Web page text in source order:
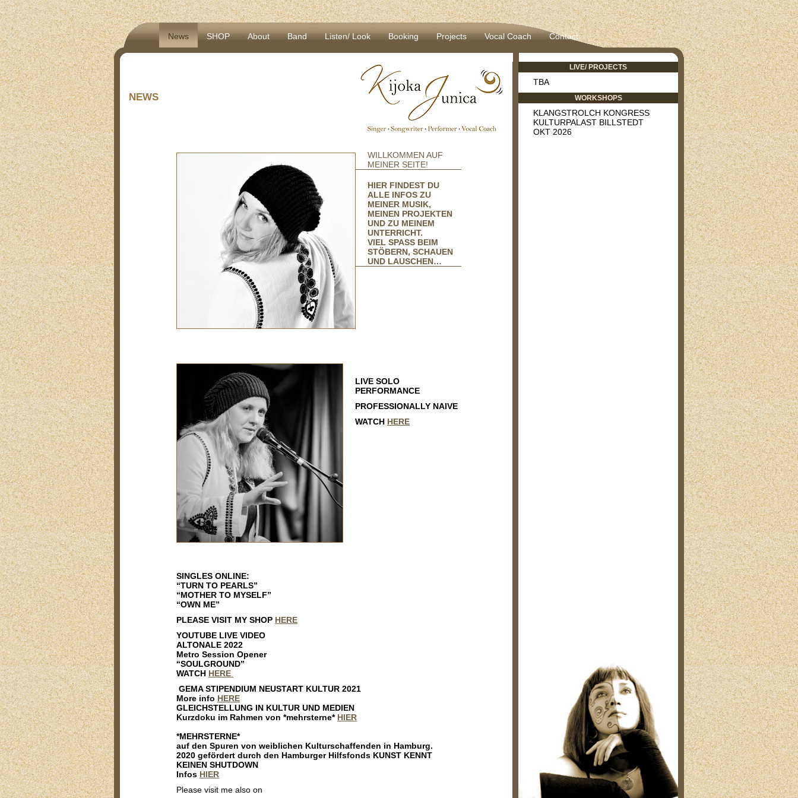
News SHOP About Band Listen/ Look Booking Projects Vocal Coach Contact
NEWS
WILLKOMMEN AUF
MEINER SEITE!
HIER FINDEST DU
ALLE INFOS ZU
MEINER MUSIK,
MEINEN PROJEKTEN
UND ZU MEINEM
UNTERRICHT.
VIEL SPASS BEIM S
TÖBERN, SCHAUEN U
ND LAUSCHEN…
LIVE SOLO
PERFORMANCE
PROFESSIONALLY NAIVE
WATCH HERE
SINGLES ONLINE:
“TURN TO PEARLS”
“MOTHER TO MYSELF”
“OWN ME”
PLEASE VISIT MY SHOP HERE
YOUTUBE LIVE VIDEO
ALTONALE 2022
Metro Session Opener
“SOULGROUND”
WATCH HERE
GEMA STIPENDIUM NEUSTART KULTUR 2021
More info HERE
GLEICHSTELLUNG IN KULTUR UND MEDIEN
Kurzdoku im Rahmen von *mehrsterne* HIER
*MEHRSTERNE*
auf den Spuren von weiblichen Kulturschaffenden in Hamburg.
2020 gefördert durch den Hamburger Hilfsfonds KUNST KENNT
KEINEN SHUTDOWN
Infos HIER
Please visit me also on
LIVE/ PROJECTS
TBA
WORKSHOPS
KLANGSTROLCH KONGRESS
KULTURPALAST BILLSTEDT
OKT 2026